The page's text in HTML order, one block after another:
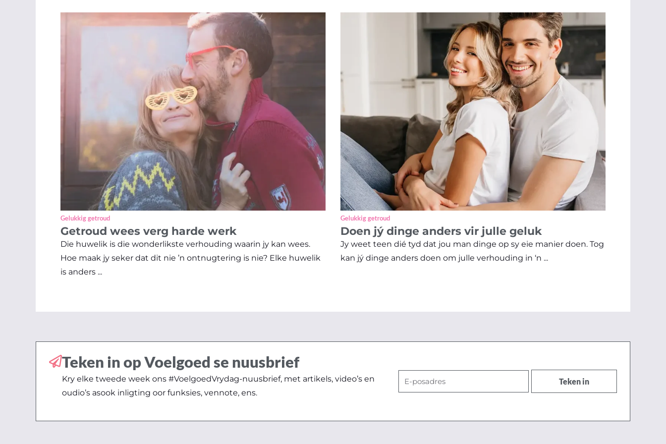
Gelukkig getroud
Getroud wees verg harde werk
Die huwelik is die wonderlikste verhouding waarin jy kan wees.
Hoe maak jy seker dat dit nie ’n ontnugtering is nie? Elke huwelik
is anders ...
Gelukkig getroud
Doen jý dinge anders vir julle geluk
Jy weet teen dié tyd dat jou man dinge op sy eie manier doen. Tog
kan jý dinge anders doen om julle verhouding in ‘n ...
Teken in op Voelgoed se nuusbrief
Kry elke tweede week ons #VoelgoedVrydag-nuusbrief, met artikels, video’s en
oudio’s asook inligting oor funksies, vennote, ens.
posadres
Teken in